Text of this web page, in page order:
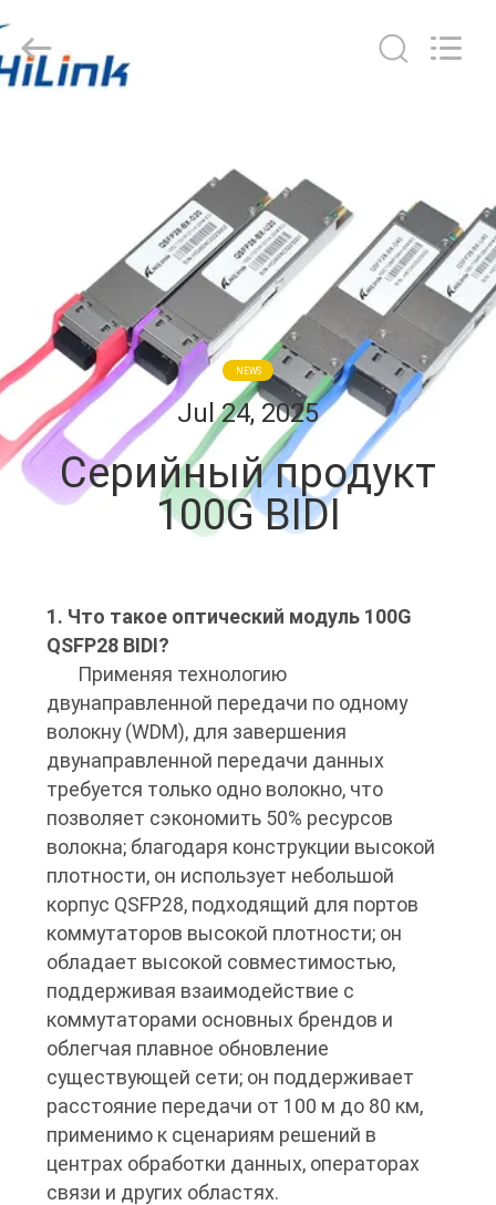
НАС
ЭКСКУРСИЯ
ПО
ЗАВОДУ
КОНТРОЛЬ
СВЯЖИТЕСЬ
НАМИ
НОВОСТИ
СЛУЧАИ
ЗАПРОСИТЕ
ЦИТАТУ
КАРТА
САЙТА
ПОЛИТИКА
КОНФИДЕНЦИАЛЬНОСТИ
HiLink
Technology
Co.,Ltd..
All
Rights
NEWS
Jul 24, 2025
Серийный продукт
100G BIDI
1. Что такое оптический модуль 100G
QSFP28 BIDI?
Применяя технологию
двунаправленной передачи по одному
волокну (WDM), для завершения
двунаправленной передачи данных
требуется только одно волокно, что
позволяет сэкономить 50% ресурсов
волокна; благодаря конструкции высокой
плотности, он использует небольшой
корпус QSFP28, подходящий для портов
коммутаторов высокой плотности; он
обладает высокой совместимостью,
поддерживая взаимодействие с
коммутаторами основных брендов и
облегчая плавное обновление
существующей сети; он поддерживает
расстояние передачи от 100 м до 80 км,
применимо к сценариям решений в
центрах обработки данных, операторах
связи и других областях.